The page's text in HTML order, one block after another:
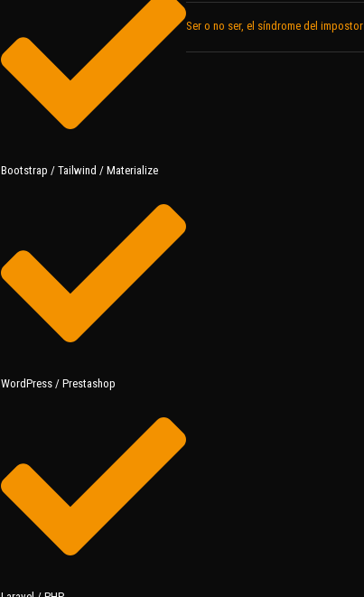
Bootstrap / Tailwind / Materialize
WordPress / Prestashop
Ser o no ser, el síndrome del impostor